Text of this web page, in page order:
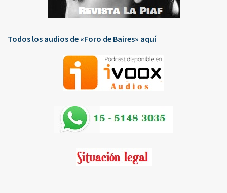
Todos los audios de «Foro de Baires» aquí